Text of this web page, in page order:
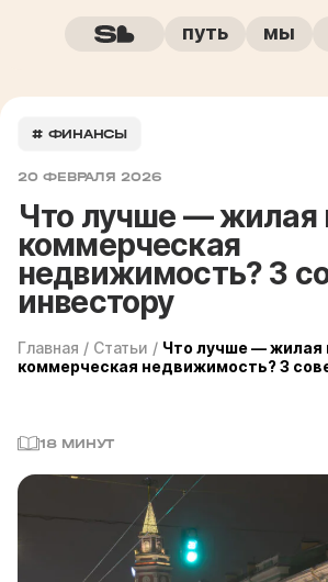
путь мы
# ФИНАНСЫ
20 ФЕВРАЛЯ 2026
Что лучше — жилая
коммерческая
недвижимость? 3
инвестору
Главная / Статьи / Что лучше — жилая
коммерческая недвижимость? 3
18 МИНУТ